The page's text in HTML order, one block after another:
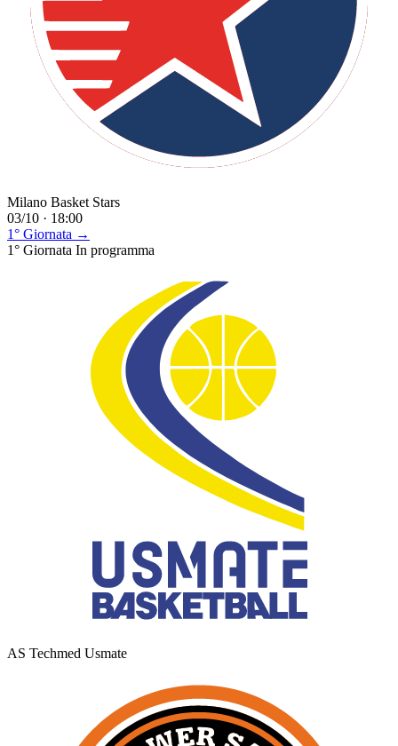
Milano Basket Stars
03/10 · 18:00
1° Giornata →
1° Giornata In programma
AS Techmed Usmate